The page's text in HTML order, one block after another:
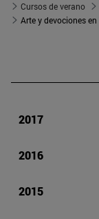
Cursos de verano
2017
2016
2015